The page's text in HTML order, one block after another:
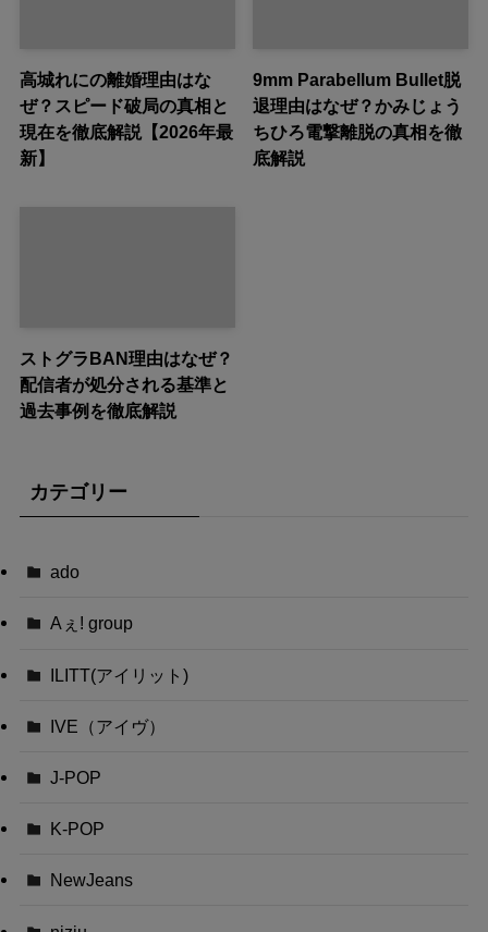
高城れにの離婚理由はな
ぜ？スピード破局の真相と
現在を徹底解説【2026年最
新】
9mm Parabellum Bullet脱
退理由はなぜ？かみじょう
ちひろ電撃離脱の真相を徹
底解説
ストグラBAN理由はなぜ？
配信者が処分される基準と
過去事例を徹底解説
カテゴリー
ado
Aぇ! group
ILITT(アイリット)
IVE（アイヴ）
J-POP
K-POP
NewJeans